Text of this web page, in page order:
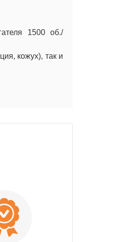
1500 об./
кожух), так и